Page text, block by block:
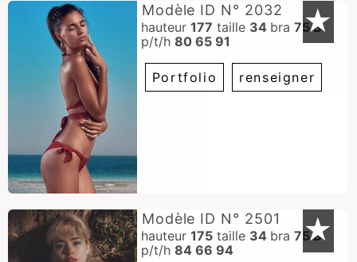
★
Modèle ID N° 2032
hauteur 177 taille 34 bra 75 B
p/t/h 80 65 91
Portfolio renseigner
★
Modèle ID N° 2501
hauteur 175taille 34 bra 75 B
p/t/h 84 66 94